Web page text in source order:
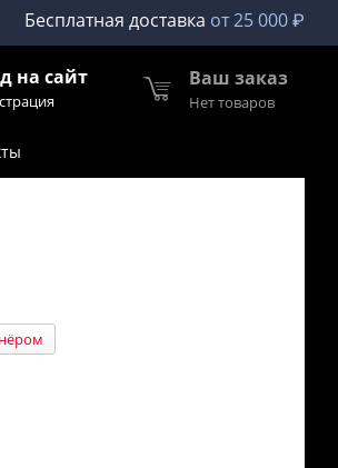
Бесплатная доставка от 25 000 ₽
на сайт Ваш заказ
Нет товаров